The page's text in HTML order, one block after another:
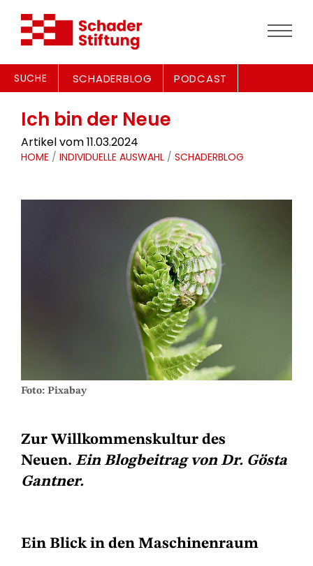
SUCHE SCHADERBLOG PODCAST
Ich bin der Neue
Artikel vom 11.03.2024
HOME / INDIVIDUELLE AUSWAHL / SCHADERBLOG
Foto: Pixabay
Zur Willkommenskultur des
Neuen. Ein Blogbeitrag von Dr. Gösta
Gantner.
Ein Blick in den Maschinenraum